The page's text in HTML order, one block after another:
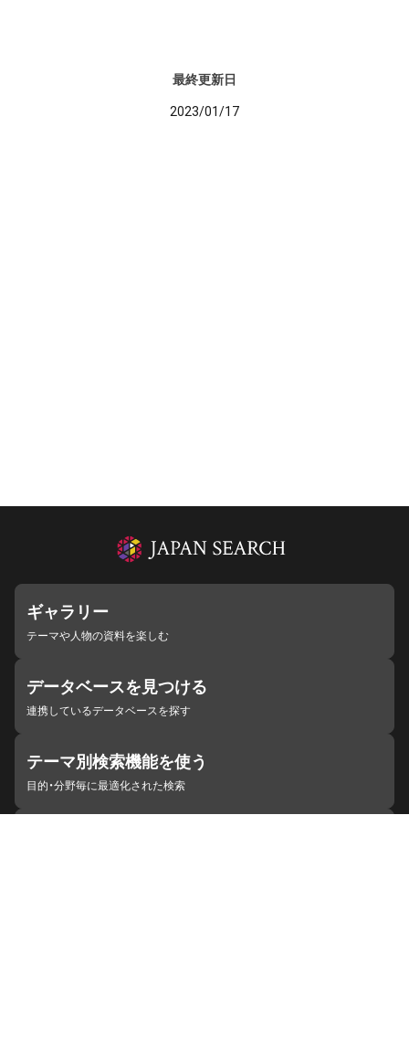
最終更新日
2023/01/17
ギャラリー
テーマや人物の資料を楽しむ
データベースを見つける
連携しているデータベースを探す
テーマ別検索機能を使う
目的・分野毎に最適化された検索